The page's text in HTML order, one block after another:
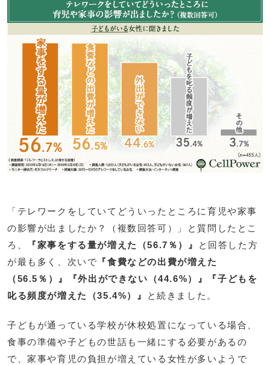
「テレワークをしていてどういったところに育児や家事
の影響が出ましたか？（複数回答可）」と質問したとこ
ろ、
『家事をする量が増えた（56.7％）』
と回答した方
が最も多く、次いで 『食費などの出費が増えた
（56.5％）』『外出ができない（44.6%）』『子どもを
叱る頻度が増えた（35.4%）』
と続きました。
子どもが通っている学校が休校処置になっている場合、
食事の準備や子どもの世話も一緒にする必要があるの
で、家事や育児の負担が増えている女性が多いようで